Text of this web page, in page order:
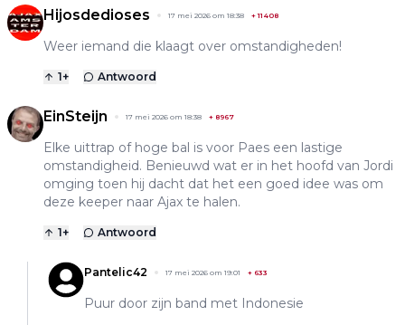
Hijosdedioses 17 mei 2026 om 18:38 +11408
Weer iemand die klaagt over omstandigheden!
1+ Antwoord
EinSteijn 17 mei 2026 om 18:38 + 8967
Elke uittrap of hoge bal is voor Paes een lastige
omstandigheid. Benieuwd wat er in het hoofd van Jordi
omging toen hij dacht dat het een goed idee was om
deze keeper naar Ajax te halen.
1+ Antwoord
Pantelic42 17 mei 2026 om 19:01 + 633
Puur door zijn band met Indonesie